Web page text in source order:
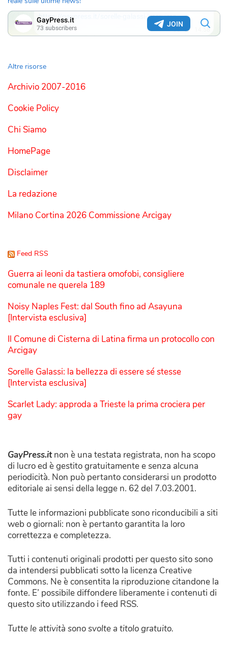
Altre risorse
Archivio 2007-2016
Cookie Policy
Chi Siamo
HomePage
Disclaimer
La redazione
Milano Cortina 2026 Commissione Arcigay
Feed RSS
Guerra ai leoni da tastiera omofobi, consigliere
comunale ne querela 189
Noisy Naples Fest: dal South fino ad Asayuna
[Intervista esclusiva]
Il Comune di Cisterna di Latina firma un protocollo con
Arcigay
Sorelle Galassi: la bellezza di essere sé stesse
[Intervista esclusiva]
Scarlet Lady: approda a Trieste la prima crociera per
gay
GayPress.itnon è una testata registrata, non ha scopo
di lucro ed è gestito gratuitamente e senza alcuna
periodicità. Non può pertanto considerarsi un prodotto
editoriale ai sensi della legge n. 62 del 7.03.2001.
Tutte le informazioni pubblicate sono riconducibili a siti
web o giornali: non è pertanto garantita la loro
correttezza e completezza.
Tutti i contenuti originali prodotti per questo sito sono
da intendersi pubblicati sotto la licenza Creative
Commons. Ne è consentita la riproduzione citandone la
fonte. E’ possibile diffondere liberamente i contenuti di
questo sito utilizzando i feed RSS.
Tutte le attività sono svolte a titolo gratuito.